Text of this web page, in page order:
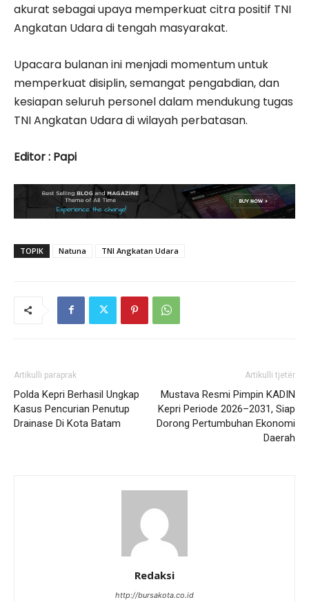
akurat sebagai upaya memperkuat citra positif TNI
Angkatan Udara di tengah masyarakat.
Upacara bulanan ini menjadi momentum untuk
memperkuat disiplin, semangat pengabdian, dan
kesiapan seluruh personel dalam mendukung tugas
TNI Angkatan Udara di wilayah perbatasan.
Editor : Papi
TOPIK Natuna TNI Angkatan Udara
Artikulli paraprak
Polda Kepri Berhasil Ungkap
Kasus Pencurian Penutup
Drainase Di Kota Batam
Artikulli tjetër
Mustava Resmi Pimpin KADIN
Kepri Periode 2026–2031, Siap
Dorong Pertumbuhan Ekonomi
Daerah
Redaksi
http://bursakota.co.id